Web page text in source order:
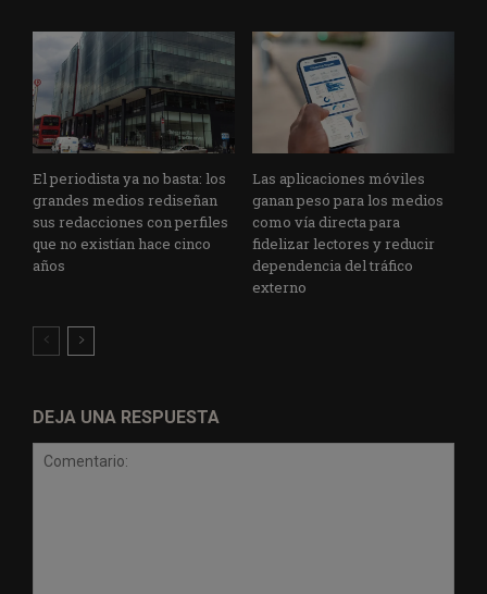
El periodista ya no basta: los
grandes medios rediseñan
sus redacciones con perfiles
que no existían hace cinco
años
Las aplicaciones móviles
ganan peso para los medios
como vía directa para
fidelizar lectores y reducir
dependencia del tráfico
externo
DEJA UNA RESPUESTA